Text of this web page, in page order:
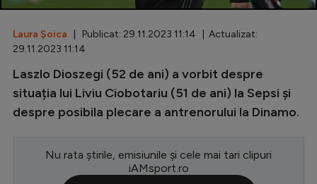
Inedit
Clasamente
Champions League
Conference League
Laura Șoica | Publicat: 29.11.2023 11:14 | Actualizat:
29.11.2023 11:14
Laszlo Dioszegi (52 de ani) a vorbit despre
situația lui Liviu Ciobotariu (51 de ani) la Sepsi și
despre posibila plecare a antrenorului la Dinamo.
Nu rata știrile, emisiunile și cele mai tari clipuri
iAMsport.ro